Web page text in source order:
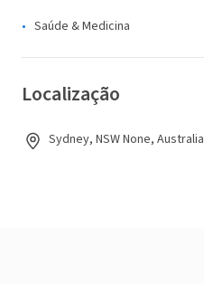
Saúde & Medicina
Localização
Sydney, NSW None, Australia